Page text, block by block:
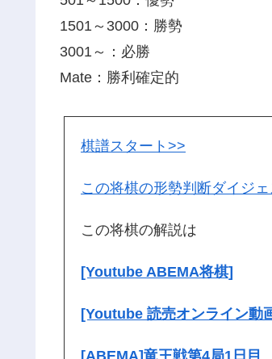
1501～3000：勝勢
3001～：必勝
Mate：勝利確定的
棋譜スタート>>
この将棋の形勢判断ダイジェ
この将棋の解説は
[Youtube ABEMA将棋]
[Youtube 読売オンライン動